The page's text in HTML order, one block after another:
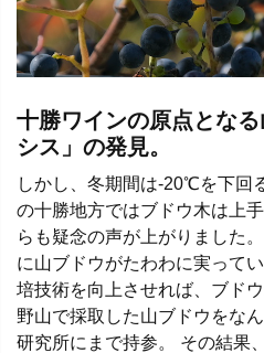
十勝ワインの原点とな
シス」の発見。
しかし、冬期間は-20℃を下回
の十勝地方ではブドウ木は上
らも疑念の声が上がりました
に山ブドウがたわわに実って
培技術を向上させれば、ブド
野山で採取した山ブドウをな
研究所にまで持参。 その結果